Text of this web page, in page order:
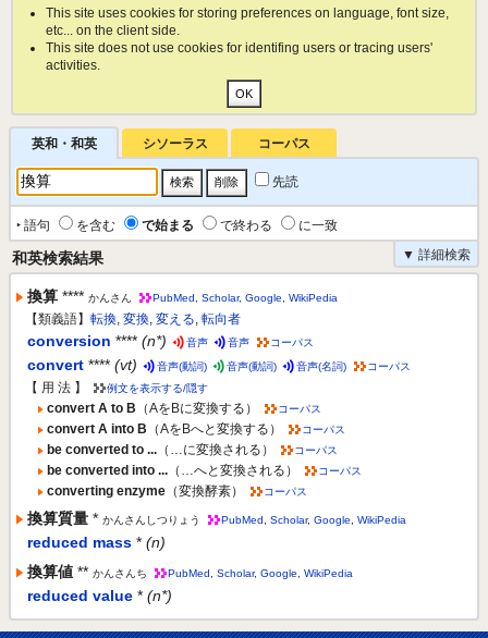
This site uses cookies for storing preferences on language, font size,
etc... on the client side.
This site does not use cookies for identifing users or tracing users'
activities.
英和・和英 シソーラス コーパス
先読
‣ 語句 を含む で始まる で終わる
に一致
▼ 詳細検索
和英検索結果
換算 **** かんさん PubMed Scholar, Google WikiPedia
【類義語】 転換, 変換, 変える, 転向者
conversion **** (n*) 音声 音声 コーパス
convert **** (vt) 音声(動詞) 音声(動詞) 音声(名詞) コーパス
【 用 法 】 例文を表示する/隠す
convert A to B （AをBに変換する） コーパス
convert A into B （AをBへと変換する） コーパス
be converted to ... （…に変換される） コーパス
be converted into ... （…へと変換される） コーパス
converting enzyme （変換酵素） コーパス
換算質量 * かんさんしつりょう PubMed Scholar, Google WikiPedia
reduced mass * (n)
換算値 ** かんさんち PubMed Scholar, Google WikiPedia
reduced value * (n*)